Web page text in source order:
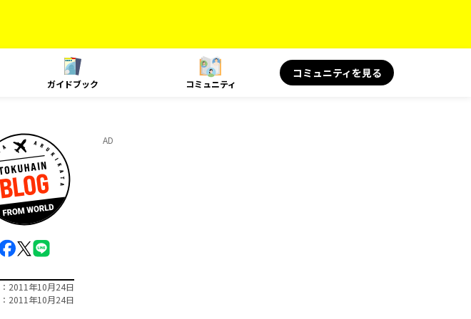
ガイドブック コミュニティ
コミュニティを見る
2011年10月24日
2011年10月24日
AD